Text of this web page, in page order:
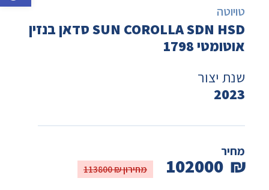
טויוטה
SUN COROLLA SDN HSD סדאן בנזין
אוטומטי 1798
שנת יצור
2023
מחיר
₪ מחירון ₪ 113800